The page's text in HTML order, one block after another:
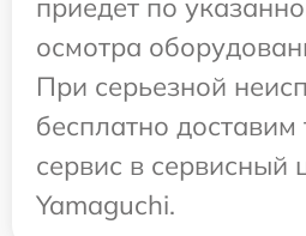
приедет по
осмотра
При серьезной
бесплатно доставим
сервис в сервисный
Yamaguchi.